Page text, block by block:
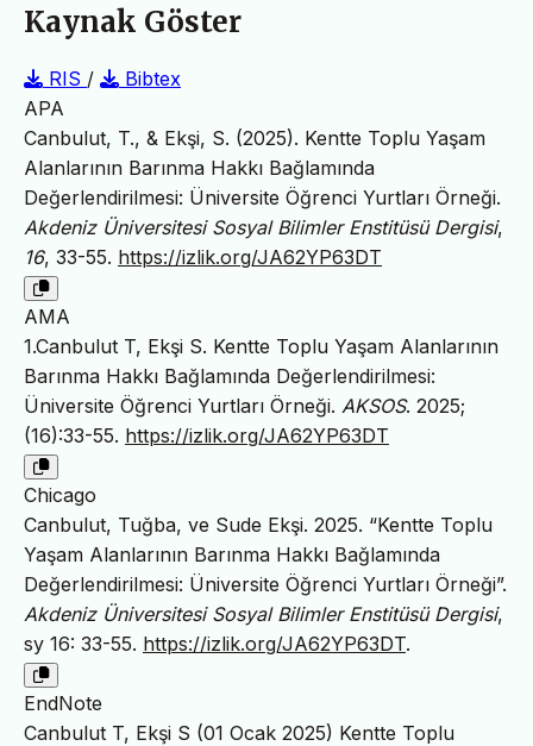
Kaynak Göster
RIS /
Bibtex
APA
Canbulut, T., & Ekşi, S. (2025). Kentte Toplu Yaşam
Alanlarının Barınma Hakkı Bağlamında
Değerlendirilmesi: Üniversite Öğrenci Yurtları Örneği.
Akdeniz Üniversitesi Sosyal Bilimler Enstitüsü Dergisi,
16, 33-55. https://izlik.org/JA62YP63DT
AMA
1.Canbulut T, Ekşi S. Kentte Toplu Yaşam Alanlarının
Barınma Hakkı Bağlamında Değerlendirilmesi:
Üniversite Öğrenci Yurtları Örneği. AKSOS. 2025;
(16):33-55. https://izlik.org/JA62YP63DT
Chicago
Canbulut, Tuğba, ve Sude Ekşi. 2025. “Kentte Toplu
Yaşam Alanlarının Barınma Hakkı Bağlamında
Değerlendirilmesi: Üniversite Öğrenci Yurtları Örneği”.
Akdeniz Üniversitesi Sosyal Bilimler Enstitüsü Dergisi,
sy 16: 33-55. https://izlik.org/JA62YP63DT.
EndNote
Canbulut T, Ekşi S (01 Ocak 2025) Kentte Toplu